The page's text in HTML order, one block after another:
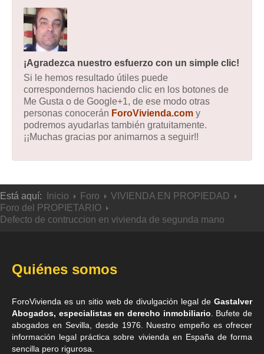
¡Agradezca nuestro esfuerzo con un simple clic!
Si le hemos resultado útiles puede
correspondernos haciendo clic en los botones de
Me Gusta o de Google+1, de ese modo otras
personas conocerán ForoVivienda.com y
podremos ayudarlas también gratuitamente.
¡¡Muchas gracias por animarnos a seguir!!
Está aquí: Inicio Foro
VIVIENDA EN PROPIEDAD
Foro del PROPIETARIO
Defecto de contruccion en vivienda de segunda mano
Quiénes somos
ForoVivienda es un sitio web de divulgación legal de Gastalver
Abogados, especialistas en derecho inmobiliario . Bufete de
abogados en Sevilla , desde 1976. Nuestro empeño es ofrecer
información legal práctica sobre vivienda en España de forma
sencilla pero rigurosa.